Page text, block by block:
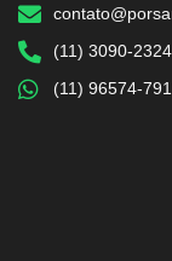
(11) 3090-2324
(11) 96574-